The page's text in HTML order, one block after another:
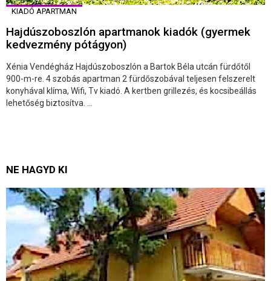
KIADÓ APARTMAN
Hajdúszoboszlón apartmanok kiadók (gyermek
kedvezmény pótágyon)
Xénia Vendégház Hajdúszoboszlón a Bartok Béla utcán fürdőtől
900-m-re. 4 szobás apartman 2 fürdőszobával teljesen felszerelt
konyhával klíma, Wifi, Tv kiadó. A kertben grillezés, és kocsibeállás
lehetőség biztosítva. ...
NE HAGYD KI